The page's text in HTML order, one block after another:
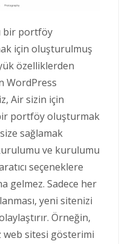
bir portföy
için oluşturulmuş
özelliklerden
WordPress
Air sizin için
portföy oluşturmak
sağlamak
ve kurulumu
seçeneklere
gelmez. Sadece her
yeni sitenizi
Örneğin,
sitesi gösterimi